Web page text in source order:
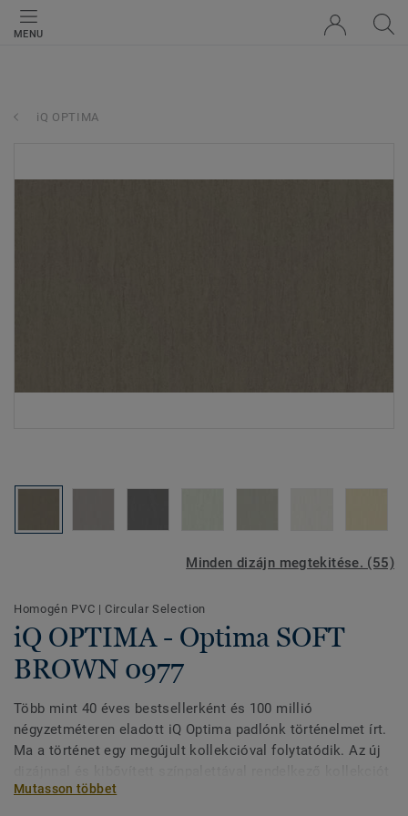
MENU
iQ OPTIMA
Minden dizájn megtekitése. (55)
Homogén PVC | Circular Selection
iQ OPTIMA - Optima SOFT
BROWN 0977
Több mint 40 éves bestsellerként és 100 millió
négyzetméteren eladott iQ Optima padlónk történelmet írt.
Ma a történet egy megújult kollekcióval folytatódik. Az új
a lágy mosás és a változó áttetsző, átlátszatlan minőségű
Mutasson többet